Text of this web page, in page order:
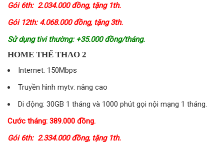
Gói 6th: 2.034.000 đồng, tặng 1th.
Gói 12th: 4.068.000 đồng, tặng 3th.
Sử dụng tivi thường: +35.000 đồng/tháng.
HOME THỂ THAO 2
Internet: 150Mbps
Truyền hình mytv: nâng cao
Di động: 30GB 1 tháng và 1000 phút gọi nội mạng 1 tháng.
Cước tháng: 389.000 đồng.
Gói 6th: 2.334.000 đồng, tặng 1th.